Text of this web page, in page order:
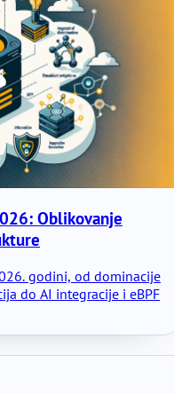
Oblikovanje
godini, od dominacije
do AI integracije i eBPF